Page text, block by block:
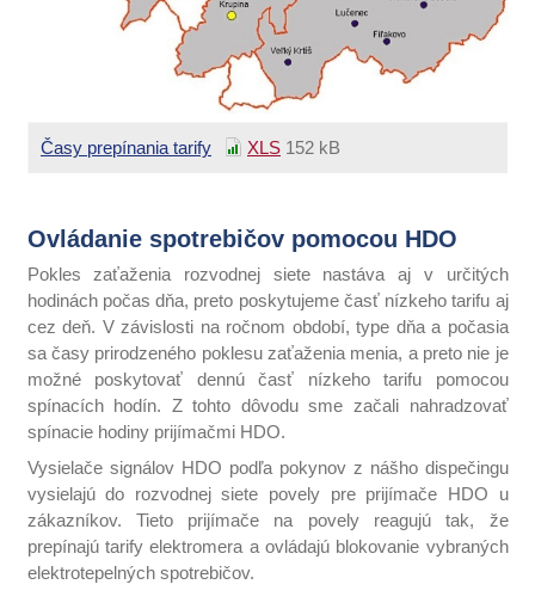
Časy prepínania tarify XLS 152 kB
Ovládanie spotrebičov pomocou HDO
Pokles zaťaženia rozvodnej siete nastáva aj v určitých
hodinách počas dňa, preto poskytujeme časť nízkeho tarifu aj
cez deň. V závislosti na ročnom období, type dňa a počasia
sa časy prirodzeného poklesu zaťaženia menia, a preto nie je
možné poskytovať dennú časť nízkeho tarifu pomocou
spínacích hodín. Z tohto dôvodu sme začali nahradzovať
spínacie hodiny prijímačmi HDO.
Vysielače signálov HDO podľa pokynov z nášho dispečingu
vysielajú do rozvodnej siete povely pre prijímače HDO u
zákazníkov. Tieto prijímače na povely reagujú tak, že
prepínajú tarify elektromera a ovládajú blokovanie vybraných
elektrotepelných spotrebičov.